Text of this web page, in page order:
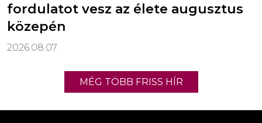
fordulatot vesz az élete augusztus
közepén
2026.08.07.
MÉG TÖBB FRISS HÍR